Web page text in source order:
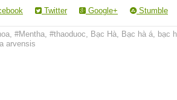
Twitter Google+ Stumble
#Mentha #thaoduoc Bạc Hà Bạc hà á bạc
arvensis